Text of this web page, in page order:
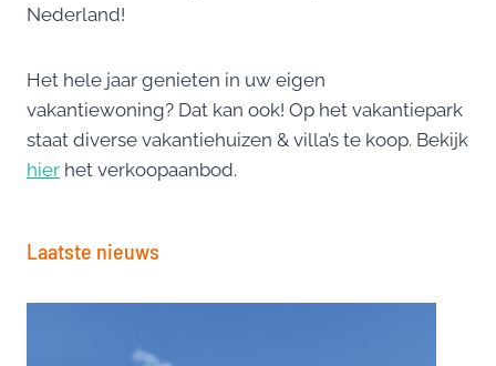
Nederland!
Het hele jaar genieten in uw eigen
vakantiewoning? Dat kan ook! Op het vakantiepark
staat diverse vakantiehuizen & villa’s te koop. Bekijk
hier het verkoopaanbod.
Laatste nieuws